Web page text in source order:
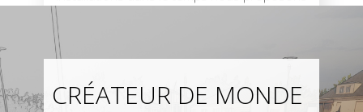
CRÉATEUR DE MONDE